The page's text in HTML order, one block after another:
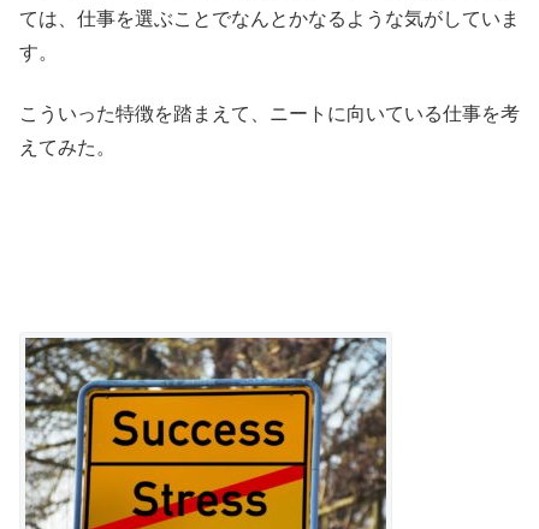
ては、仕事を選ぶことでなんとかなるような気がしていま
す。
こういった特徴を踏まえて、ニートに向いている仕事を考
えてみた。